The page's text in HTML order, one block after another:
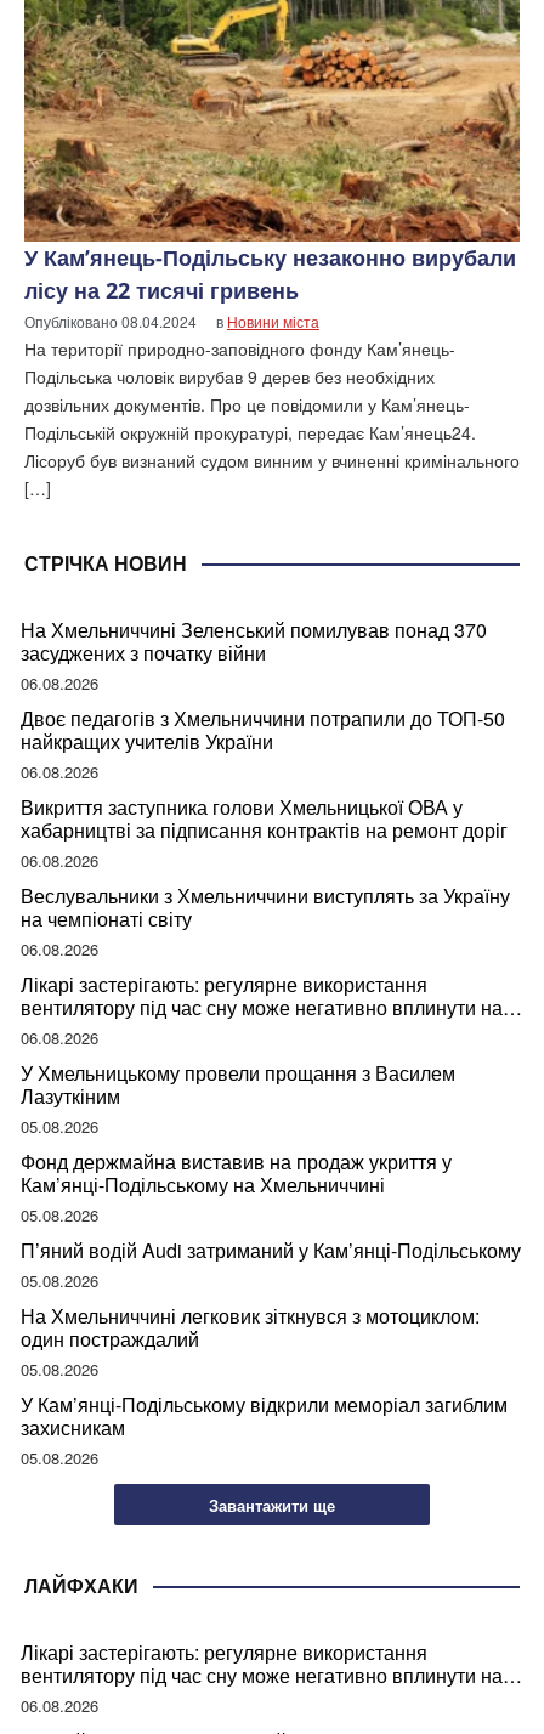
У Кам’янець-Подільську незаконно вирубали
лісу на 22 тисячі гривень
Опубліковано08.04.2024 в Новини міста
На території природно-заповідного фонду Кам’янець-
Подільська чоловік вирубав 9 дерев без необхідних
дозвільних документів. Про це повідомили у Кам’янець-
Подільській окружній прокуратурі, передає Кам’янець24.
Лісоруб був визнаний судом винним у вчиненні кримінального
[…]
СТРІЧКА НОВИН
На Хмельниччині Зеленський помилував понад 370
засуджених з початку війни
06.08.2026
Двоє педагогів з Хмельниччини потрапили до ТОП-50
найкращих учителів України
06.08.2026
Викриття заступника голови Хмельницької ОВА у
хабарництві за підписання контрактів на ремонт доріг
06.08.2026
Веслувальники з Хмельниччини виступлять за Україну
на чемпіонаті світу
06.08.2026
Лікарі застерігають: регулярне використання
вентилятору під час сну може негативно вплинути на
ваше здоров’я
06.08.2026
У Хмельницькому провели прощання з Василем
Лазуткіним
05.08.2026
Фонд держмайна виставив на продаж укриття у
Кам’янці-Подільському на Хмельниччині
05.08.2026
П’яний водій Audi затриманий у Кам’янці-Подільському
05.08.2026
На Хмельниччині легковик зіткнувся з мотоциклом:
один постраждалий
05.08.2026
У Кам’янці-Подільському відкрили меморіал загиблим
захисникам
05.08.2026
Завантажити ще
ЛАЙФХАКИ
Лікарі застерігають: регулярне використання
вентилятору під час сну може негативно вплинути на
ваше здоров’я
06.08.2026